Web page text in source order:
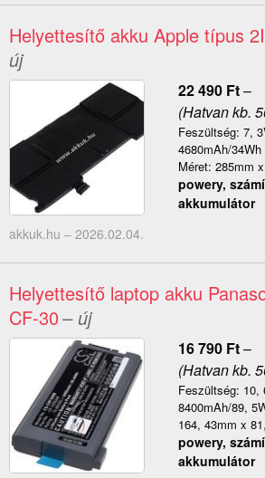
Helyettesítő akku Apple típus
új
22 490 Ft–
(Hatvan kb.
Feszültség: 7,
4680mAh/
Méret: 285mm
powery,
akkumulátor
akkuk.hu – 2026.02.04.
Helyettesítő laptop akku
CF-30– új
16 790 Ft–
(Hatvan kb.
Feszültség: 10,
8400mAh/89,
164, 43mm x
powery,
akkumulátor